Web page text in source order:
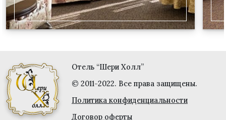
Отель “Шери Холл”
© 2011-2022. Все права защищены.
Политика конфиденциальности
Договор оферты